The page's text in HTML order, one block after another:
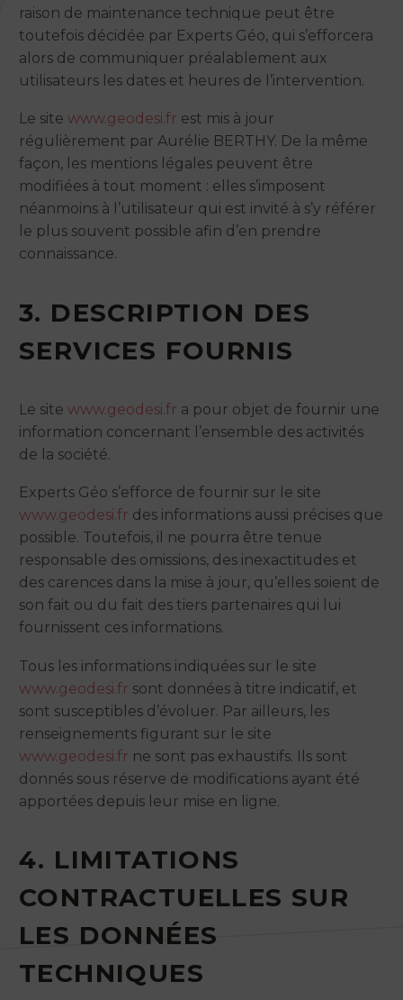
raison de maintenance technique peut être
toutefois décidée par Experts Géo, qui s’efforcera
alors de communiquer préalablement aux
utilisateurs les dates et heures de l’intervention.
Le site www.geodesi.fr est mis à jour
régulièrement par Aurélie BERTHY. De la même
façon, les mentions légales peuvent être
modifiées à tout moment : elles s’imposent
néanmoins à l’utilisateur qui est invité à s’y référer
le plus souvent possible afin d’en prendre
connaissance.
3. DESCRIPTION DES
SERVICES FOURNIS
Le site www.geodesi.fr a pour objet de fournir une
information concernant l’ensemble des activités
de la société.
Experts Géo s’efforce de fournir sur le site
www.geodesi.fr des informations aussi précises que
possible. Toutefois, il ne pourra être tenue
responsable des omissions, des inexactitudes et
des carences dans la mise à jour, qu’elles soient de
son fait ou du fait des tiers partenaires qui lui
fournissent ces informations.
Tous les informations indiquées sur le site
www.geodesi.fr sont données à titre indicatif, et
sont susceptibles d’évoluer. Par ailleurs, les
renseignements figurant sur le site
www.geodesi.fr ne sont pas exhaustifs. Ils sont
donnés sous réserve de modifications ayant été
apportées depuis leur mise en ligne.
4. LIMITATIONS
CONTRACTUELLES SUR
LES DONNÉES
TECHNIQUES